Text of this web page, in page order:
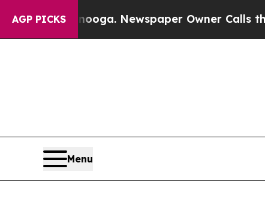
AGP PICKSNewspaper Owner Calls the People
Menu